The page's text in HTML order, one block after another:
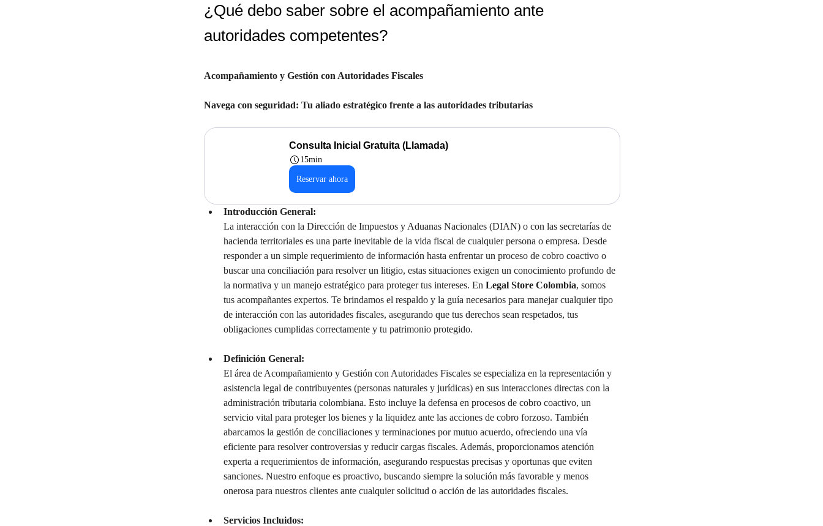
¿Qué debo saber sobre el acompañamiento ante
autoridades competentes?
Acompañamiento y Gestión con Autoridades Fiscales
Navega con seguridad: Tu aliado estratégico frente a las autoridades tributarias
Consulta Inicial Gratuita (Llamada)
15min
Reservar ahora
Introducción General:
La interacción con la Dirección de Impuestos y Aduanas Nacionales (DIAN) o con las secretarías de
hacienda territoriales es una parte inevitable de la vida fiscal de cualquier persona o empresa. Desde
responder a un simple requerimiento de información hasta enfrentar un proceso de cobro coactivo o
buscar una conciliación para resolver un litigio, estas situaciones exigen un conocimiento profundo de
la normativa y un manejo estratégico para proteger tus intereses. En Legal Store Colombia, somos
tus acompañantes expertos. Te brindamos el respaldo y la guía necesarios para manejar cualquier tipo
de interacción con las autoridades fiscales, asegurando que tus derechos sean respetados, tus
obligaciones cumplidas correctamente y tu patrimonio protegido.
Definición General:
El área de Acompañamiento y Gestión con Autoridades Fiscales se especializa en la representación y
asistencia legal de contribuyentes (personas naturales y jurídicas) en sus interacciones directas con la
administración tributaria colombiana. Esto incluye la defensa en procesos de cobro coactivo, un
servicio vital para proteger los bienes y la liquidez ante las acciones de cobro forzoso. También
abarcamos la gestión de conciliaciones y terminaciones por mutuo acuerdo, ofreciendo una vía
eficiente para resolver controversias y reducir cargas fiscales. Además, proporcionamos atención
experta a requerimientos de información, asegurando respuestas precisas y oportunas que eviten
sanciones. Nuestro enfoque es proactivo, buscando siempre la solución más favorable y menos
onerosa para nuestros clientes ante cualquier solicitud o acción de las autoridades fiscales.
Servicios Incluidos: